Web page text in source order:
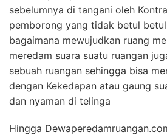
sebelumnya di tangani oleh
pemborong yang tidak betul
bagaimana mewujudkan ruang
meredam suara suatu ruangan
sebuah ruangan sehingga bisa
dengan Kekedapan atau gaung
dan nyaman di telinga
Hingga